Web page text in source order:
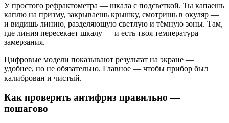
У простого рефрактометра — шкала с подсветкой. Ты капаешь
каплю на призму, закрываешь крышку, смотришь в окуляр —
и видишь линию, разделяющую светлую и тёмную зоны. Там,
где линия пересекает шкалу — и есть твоя температура
замерзания.
Цифровые модели показывают результат на экране —
удобнее, но не обязательно. Главное — чтобы прибор был
калиброван и чистый.
Как проверить антифриз правильно —
пошагово